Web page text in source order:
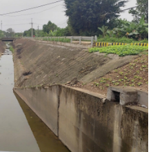
ngừa và thích ứng.